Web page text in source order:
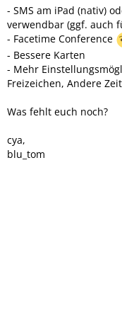
- SMS am iPad (nativ)
verwendbar (ggf. auch
- Facetime Conference
- Bessere Karten
- Mehr
Freizeichen, Andere
Was fehlt euch noch?
cya,
blu_tom